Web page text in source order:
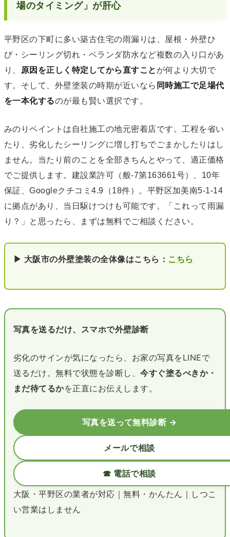
場のタイミング」が肝心
平野区の下町に多い築古住宅の雨漏りは、屋根・外壁ひ
び・シーリング切れ・ベランダ防水など複数の入り口があ
り、
原因を正しく特定してから直すこと が何より大切で
す。そして、外壁塗装の時期が近いなら 同時施工で足場代
を一本化するのが最も賢い選択です。
みのりペイントは自社施工の地元密着店です。工程を省い
たり、劣化したシーリングに増し打ちでごまかしたりはし
ません。当たり前のことを全部きちんとやって、適正価格
でご提供します。建設業許可（般-7第163661号）、10年
保証、Googleクチコミ4.9（18件）。平野区加美南5-1-14
に拠点があり、当日駆けつけも可能です。「これって雨漏
り？」と思ったら、まずは無料でご相談ください。
▶ 大阪市の外壁塗装の全体像はこちら： こちら
写真を送るだけ、スマホで外壁診断
劣化のサインが気になったら、お家の写真をLINEで
送るだけ。無料で状態を診断し、今すぐ塗るべきか・
まだ待てるかを正直にお伝えします。
写真を送って無料診断 →
メールで相談
☎ 電話で相談
大阪・平野区の業者が対応｜無料・かんたん｜しつこ
い営業はしません